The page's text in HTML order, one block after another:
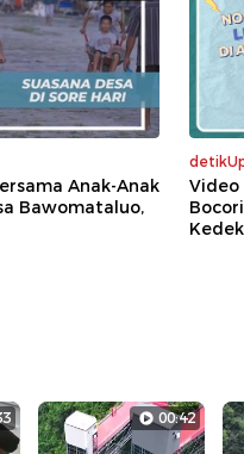
Anak-Anak
Bawomataluo,
Video
00:42